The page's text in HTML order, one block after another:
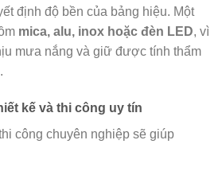
định độ bền của bảng hiệu. Một
mica, alu, inox hoặc đèn LED, vì
mưa nắng và giữ được tính thẩm
kế và thi công uy tín
công chuyên nghiệp sẽ giúp